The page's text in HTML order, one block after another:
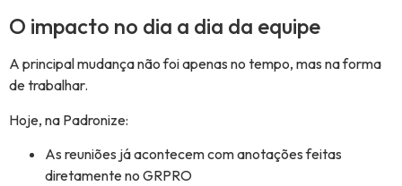
O impacto no dia a dia da equipe
A principal mudança não foi apenas no tempo, mas na forma
de trabalhar.
Hoje, na Padronize:
As reuniões já acontecem com anotações feitas
diretamente no GRPRO